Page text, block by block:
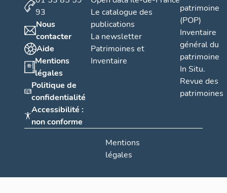
93
Nous
contacter
Aide
Mentions
légales
Politique de
confidentialité
Accessibilité :
non conforme
Le catalogue des
publications
La newsletter
Patrimoines et
Inventaire
patrimoine
(POP)
Inventaire
général du
patrimoine
In Situ.
Revue des
patrimoines
Mentions
légales